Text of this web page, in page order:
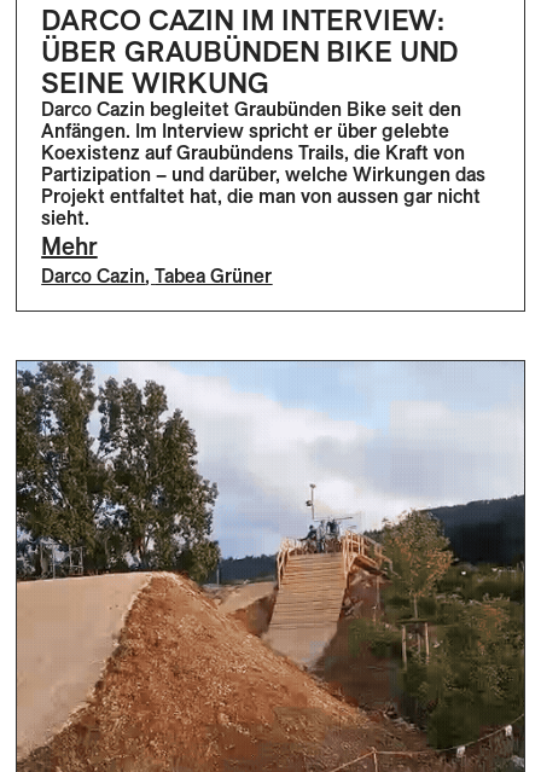
DARCO CAZIN IM INTERVIEW:
ÜBER GRAUBÜNDEN BIKE UND
SEINE WIRKUNG
Darco Cazin begleitet Graubünden Bike seit den
Anfängen. Im Interview spricht er über gelebte
Koexistenz auf Graubündens Trails, die Kraft von
Partizipation – und darüber, welche Wirkungen das
Projekt entfaltet hat, die man von aussen gar nicht
sieht.
Mehr
Darco Cazin,Tabea Grüner